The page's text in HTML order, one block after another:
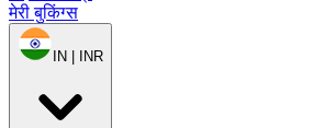
मेरी बुकिंग्स
IN | INR